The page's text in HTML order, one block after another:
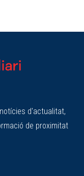
d'actualitat,
de proximitat